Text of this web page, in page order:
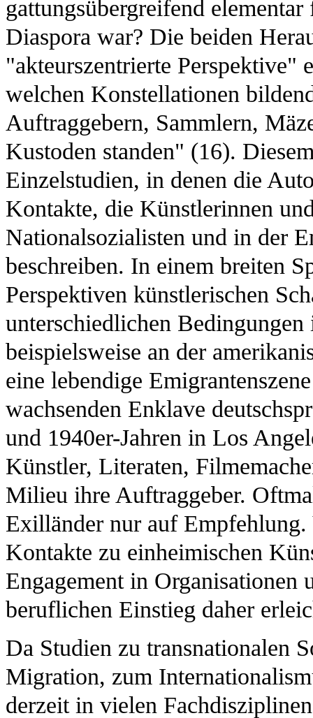
gattungsübergreifend
Diaspora war? Die beiden
"akteurszentrierte Perspektive"
welchen Konstellationen
Auftraggebern, Sammlern,
Kustoden standen" (16).
Einzelstudien, in denen die
Kontakte, die Künstlerinnen
Nationalsozialisten und in der
beschreiben. In einem breiten
Perspektiven künstlerischen
unterschiedlichen
beispielsweise an der
eine lebendige
wachsenden Enklave
und 1940er-Jahren in Los
Künstler, Literaten,
Milieu ihre Auftraggeber.
Exilländer nur auf
Kontakte zu einheimischen
Engagement in Organisationen
beruflichen Einstieg daher
Da Studien zu transnationalen
Migration, zum
derzeit in vielen